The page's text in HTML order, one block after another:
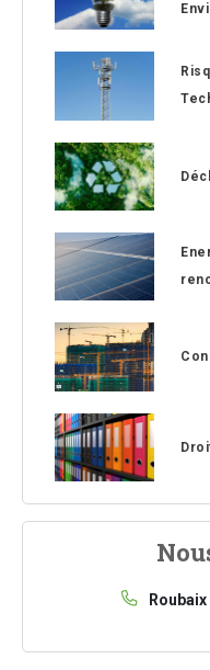
Roubaix